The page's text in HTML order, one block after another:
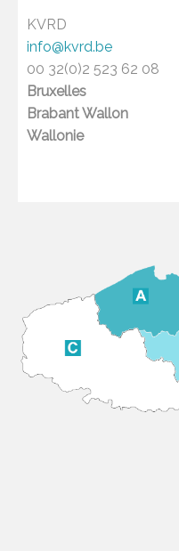
KVRD
info@kvrd.be
00 32(0)2 523 62 08
Bruxelles
Brabant Wallon
Wallonie